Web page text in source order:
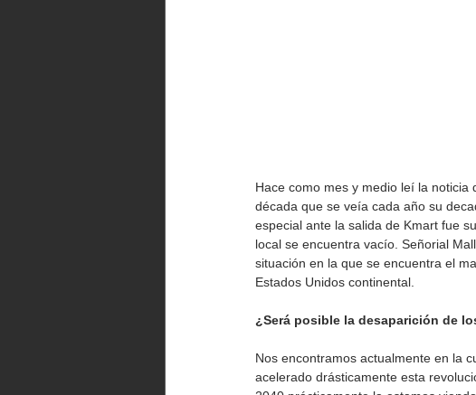
Hace como mes y medio leí la
década que se veía cada año su
especial ante la salida de Kmart fue su
local se encuentra vacío. Señorial
situación en la que se encuentra el
Estados Unidos continental.
¿Será posible la desaparición de
Nos encontramos actualmente en la
acelerado drásticamente esta